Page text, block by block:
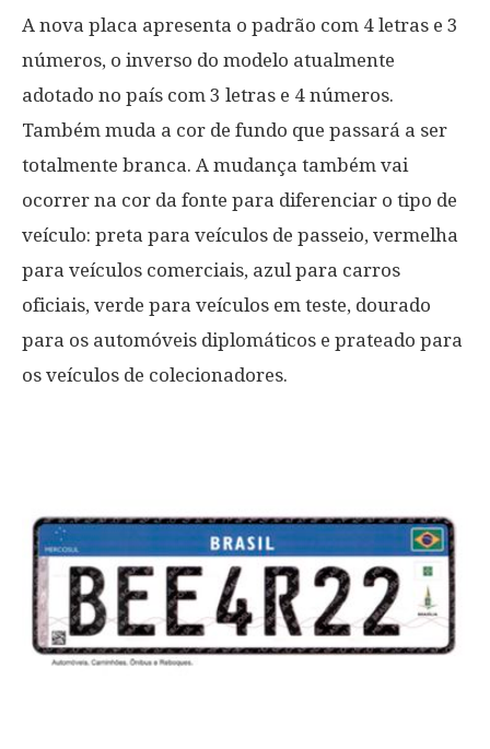
A nova placa apresenta o padrão com 4 letras e 3
números, o inverso do modelo atualmente
adotado no país com 3 letras e 4 números.
Também muda a cor de fundo que passará a ser
totalmente branca. A mudança também vai
ocorrer na cor da fonte para diferenciar o tipo de
veículo: preta para veículos de passeio, vermelha
para veículos comerciais, azul para carros
oficiais, verde para veículos em teste, dourado
para os automóveis diplomáticos e prateado para
os veículos de colecionadores.